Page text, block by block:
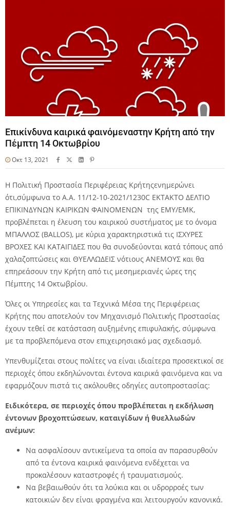
Επικίνδυνα καιρικά φαινόμεναστην Κρήτη από την
Πέμπτη 14 Οκτωβρίου
Οκτ 13, 2021
Η Πολιτική Προστασία Περιφέρειας Κρήτηςενημερώνει
ότι,σύμφωνα το Α.Α. 11/12-10-2021/1230C ΕΚΤΑΚΤΟ ΔΕΛΤΙΟ
ΕΠΙΚΙΝΔΥΝΩΝ ΚΑΙΡΙΚΩΝ ΦΑΙΝΟΜΕΝΩΝ της ΕΜΥ/ΕΜΚ,
προβλέπεται η έλευση του καιρικού συστήματος με το όνομα
ΜΠΑΛΛΟΣ (BALLOS), με κύρια χαρακτηριστικά τις ΙΣΧΥΡΕΣ
ΒΡΟΧΕΣ ΚΑΙ ΚΑΤΑΙΓΙΔΕΣ που θα συνοδεύονται κατά τόπους από
χαλαζοπτώσεις και ΘΥΕΛΛΩΔΕΙΣ νότιους ΑΝΕΜΟΥΣ και θα
επηρεάσουν την Κρήτη από τις μεσημεριανές ώρες της
Πέμπτης 14 Οκτωβρίου.
Όλες οι Υπηρεσίες και τα Τεχνικά Μέσα της Περιφέρειας
Κρήτης που αποτελούν τον Μηχανισμό Πολιτικής Προστασίας
έχουν τεθεί σε κατάσταση αυξημένης επιφυλακής, σύμφωνα
με τα προβλεπόμενα στον επιχειρησιακό μας σχεδιασμό.
Υπενθυμίζεται στους πολίτες να είναι ιδιαίτερα προσεκτικοί σε
περιοχές όπου εκδηλώνονται έντονα καιρικά φαινόμενα και να
εφαρμόζουν πιστά τις ακόλουθες οδηγίες αυτοπροστασίας:
Ειδικότερα, σε περιοχές όπου προβλέπεται η εκδήλωση
έντονων βροχοπτώσεων, καταιγίδων ή θυελλωδών
ανέμων:
Να ασφαλίσουν αντικείμενα τα οποία αν παρασυρθούν
από τα έντονα καιρικά φαινόμενα ενδέχεται να
προκαλέσουν καταστροφές ή τραυματισμούς.
Να βεβαιωθούν ότι τα λούκια και οι υδρορροές των
κατοικιών δεν είναι φραγμένα και λειτουργούν κανονικά.